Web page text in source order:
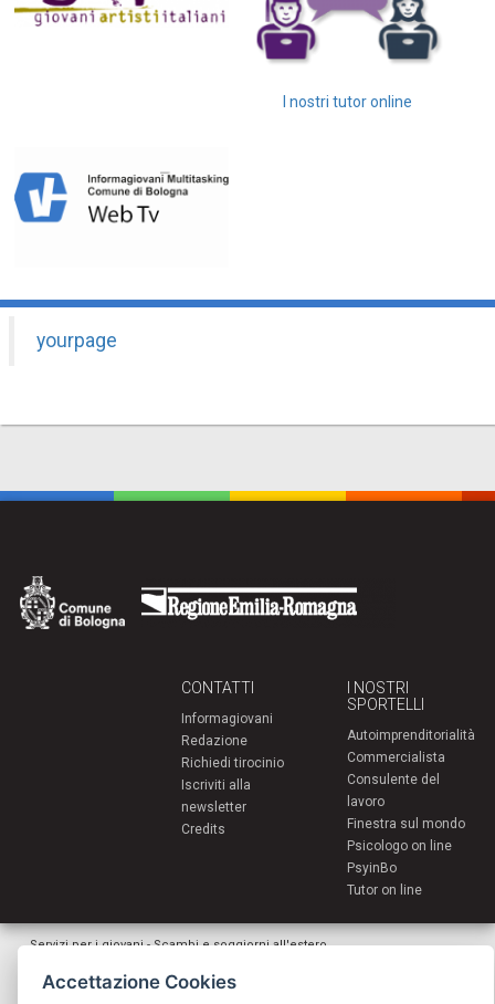
I nostri tutor online
yourpage
CONTATTI
Informagiovani
Redazione
Richiedi tirocinio
Iscriviti alla
newsletter
Credits
I NOSTRI
SPORTELLI
Autoimprenditorialità
Commercialista
Consulente del
lavoro
Finestra sul mondo
Psicologo on line
PsyinBo
Tutor on line
Servizi per i giovani - Scambi e soggiorni all'estero
giovani@comune.bologna.it
Accettazione Cookies